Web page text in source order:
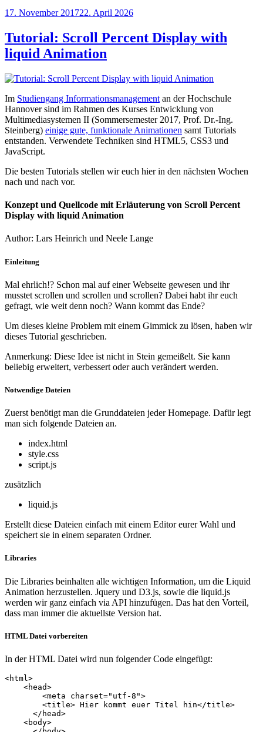
Veröffentlicht
17. November 201722. April 2026
Tutorial: Scroll Percent Display with
liquid Animation
Im Studiengang Informationsmanagement an der Hochschule
Hannover sind im Rahmen des Kurses Entwicklung von
Multimediasystemen II (Sommersemester 2017, Prof. Dr.-Ing.
Steinberg) einige gute, funktionale Animationen samt Tutorials
entstanden. Verwendete Techniken sind HTML5, CSS3 und
JavaScript.
Die besten Tutorials stellen wir euch hier in den nächsten Wochen
nach und nach vor.
Konzept und Quellcode mit Erläuterung von Scroll Percent
Display with liquid Animation
Author: Lars Heinrich und Neele Lange
Einleitung
Mal ehrlich!? Schon mal auf einer Webseite gewesen und ihr
musstet scrollen und scrollen und scrollen? Dabei habt ihr euch
gefragt, wie weit denn noch? Wann kommt das Ende?
Um dieses kleine Problem mit einem Gimmick zu lösen, haben wir
dieses Tutorial geschrieben.
Anmerkung: Diese Idee ist nicht in Stein gemeißelt. Sie kann
beliebig erweitert, verbessert oder auch verändert werden.
Notwendige Dateien
Zuerst benötigt man die Grunddateien jeder Homepage. Dafür legt
man sich folgende Dateien an.
index.html
style.css
script.js
zusätzlich
liquid.js
Erstellt diese Dateien einfach mit einem Editor eurer Wahl und
speichert sie in einem separaten Ordner.
Libraries
Die Libraries beinhalten alle wichtigen Information, um die Liquid
Animation herzustellen. Jquery und D3.js, sowie die liquid.js
werden wir ganz einfach via API hinzufügen. Das hat den Vorteil,
dass man immer die aktuellste Version hat.
HTML Datei vorbereiten
In der HTML Datei wird nun folgender Code eingefügt:
<html>
    <head>
        <meta charset="utf-8">
        <title> Hier kommt euer Titel hin</title>
      </head>
    <body>